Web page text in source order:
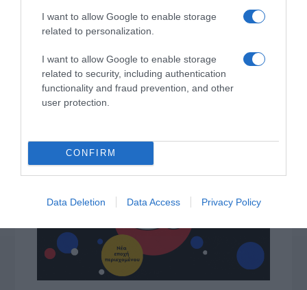
I want to allow Google to enable storage
related to personalization.
I want to allow Google to enable storage
related to security, including authentication
functionality and fraud prevention, and other
user protection.
CONFIRM
Data Deletion Data Access Privacy Policy